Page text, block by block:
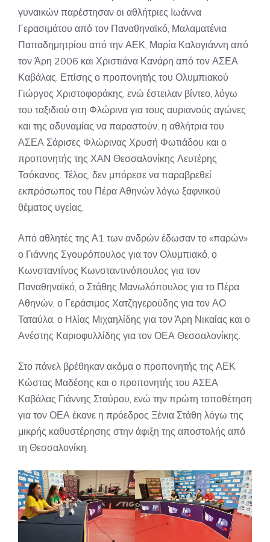
γυναικών παρέστησαν οι αθλήτριες Ιωάννα
Γερασιμάτου από τον Παναθηναϊκό, Μαλαματένια
Παπαδημητρίου από την ΑΕΚ, Μαρία Καλογιάννη από
τον Άρη 2006 και Χριστιάνα Κανάρη από τον ΑΣΕΑ
Καβάλας. Επίσης ο προπονητής του Ολυμπιακού
Γιώργος Χριστοφοράκης, ενώ έστειλαν βίντεο, λόγω
του ταξιδιού στη Φλώρινα για τους αυριανούς αγώνες
και της αδυναμίας να παραστούν, η αθλήτρια του
ΑΣΕΑ Σάρισες Φλώρινας Χρυσή Φωτιάδου και ο
προπονητής της ΧΑΝ Θεσσαλονίκης Λευτέρης
Τσόκανος. Τέλος, δεν μπόρεσε να παραβρεθεί
εκπρόσωπος του Πέρα Αθηνών λόγω ξαφνικού
θέματος υγείας.
Από αθλητές της Α1 των ανδρών έδωσαν το «παρών»
ο Γιάννης Σγουρόπουλος για τον Ολυμπιακό, ο
Κωνσταντίνος Κωνσταντινόπουλος για τον
Παναθηναϊκό, ο Στάθης Μανωλόπουλος για το Πέρα
Αθηνών, ο Γεράσιμος Χατζηγερούδης για τον ΑΟ
Ταταύλα, ο Ηλίας Μιχαηλίδης για τον Άρη Νικαίας και ο
Ανέστης Καριοφυλλίδης για τον ΟΕΑ Θεσσαλονίκης.
Στο πάνελ βρέθηκαν ακόμα ο προπονητής της ΑΕΚ
Κώστας Μαδέσης και ο προπονητής του ΑΣΕΑ
Καβάλας Γιάννης Σταύρου, ενώ την πρώτη τοποθέτηση
για τον ΟΕΑ έκανε η πρόεδρος Ξένια Στάθη λόγω της
μικρής καθυστέρησης στην άφιξη της αποστολής από
τη Θεσσαλονίκη.